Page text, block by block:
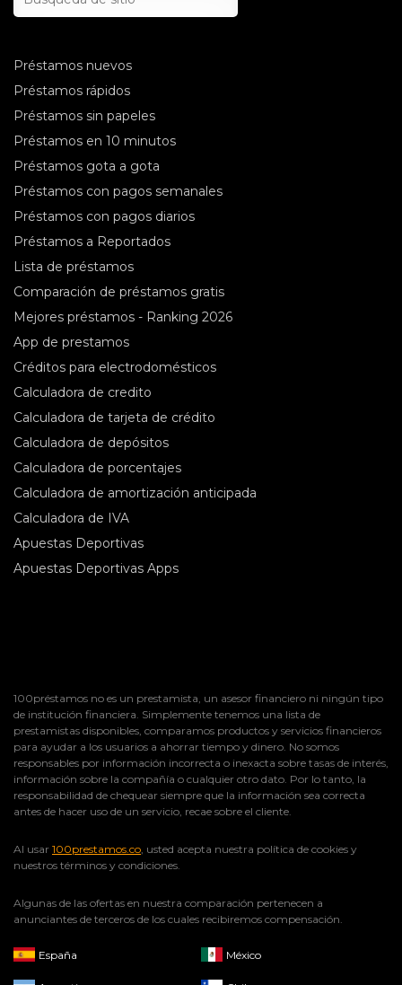
Préstamos nuevos
Préstamos rápidos
Préstamos sin papeles
Préstamos en 10 minutos
Préstamos gota a gota
Préstamos con pagos semanales
Préstamos con pagos diarios
Préstamos a Reportados
Lista de préstamos
Comparación de préstamos gratis
Mejores préstamos - Ranking 2026
App de prestamos
Créditos para electrodomésticos
Сalculadora de credito
Calculadora de tarjeta de crédito
Calculadora de depósitos
Calculadora de porcentajes
Calculadora de amortización anticipada
Calculadora de IVA
Apuestas Deportivas
Apuestas Deportivas Apps
100préstamos no es un prestamista, un asesor financiero ni ningún tipo
de institución financiera. Simplemente tenemos una lista de
prestamistas disponibles, comparamos productos y servicios financieros
para ayudar a los usuarios a ahorrar tiempo y dinero. No somos
responsables por información incorrecta o inexacta sobre tasas de interés,
información sobre la compañía o cualquier otro dato. Por lo tanto, la
responsabilidad de chequear siempre que la información sea correcta
antes de hacer uso de un servicio, recae sobre el cliente.
Al usar 100prestamos.co , usted acepta nuestra política de cookies y
nuestros términos y condiciones.
Algunas de las ofertas en nuestra comparación pertenecen a
anunciantes de terceros de los cuales recibiremos compensación.
España México